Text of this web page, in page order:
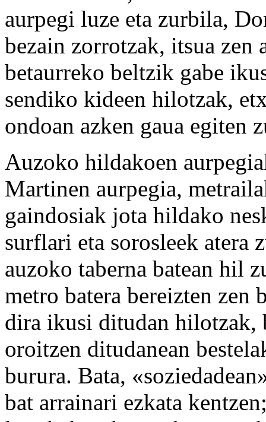
aurpegi luze eta zurbila,
bezain zorrotzak, itsua
betaurreko beltzik gabe
sendiko kideen hilotzak,
ondoan azken gaua egiten
Auzoko hildakoen
Martinen aurpegia,
gaindosiak jota hildako
surflari eta sorosleek atera
auzoko taberna batean hil
metro batera bereizten zen
dira ikusi ditudan hilotzak,
oroitzen ditudanean
burura. Bata,
bat arrainari ezkata